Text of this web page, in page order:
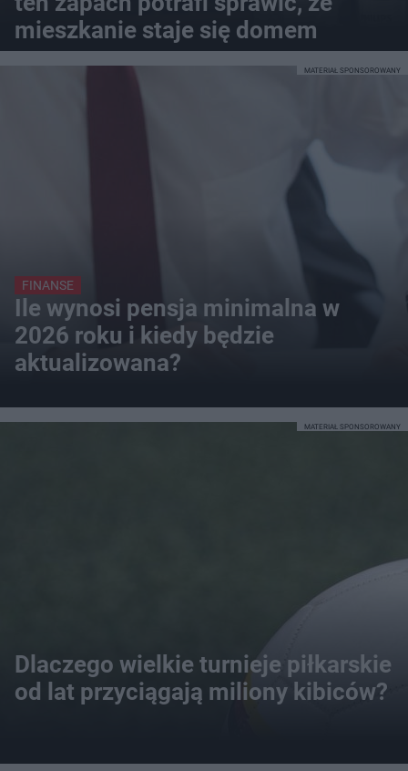
mieszkanie staje się domem
FINANSE
Ile wynosi pensja minimalna w
2026 roku i kiedy będzie
aktualizowana?
MATERIAŁ SPONSOROWANY
Dlaczego wielkie turnieje piłkarskie
od lat przyciągają miliony kibiców?
MATERIAŁ SPONSOROWANY